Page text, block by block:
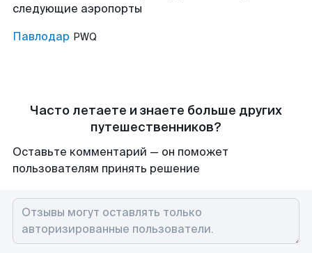
следующие аэропорты
Павлодар PWQ
Часто летаете и знаете больше других
путешественников?
Оставьте комментарий — он поможет
пользователям принять решение